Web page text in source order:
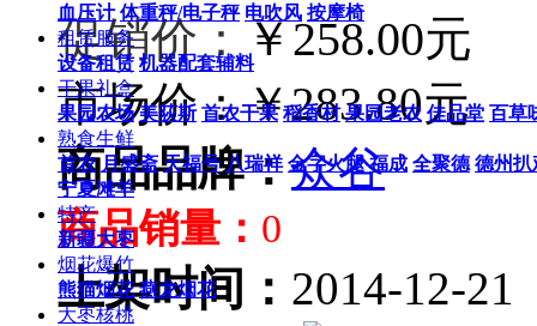
血压计 体重秤/电子秤 电吹风 按摩椅
租赁服务
设备租赁 机器配套辅料
干果礼盒
果园农场 美荻斯 首农干果 稻香村 果园老农 佳品堂 百草
熟食生鲜
首农 月盛斋 天福号 八瑞祥 金字火腿 福成 全聚德 德州扒
宁夏滩羊
特产
新疆大枣
烟花爆竹
熊猫烟花 燕龙烟花
大枣核桃
促销价：￥258.00元
市场价：￥283.80元
商品品牌：众谷
商品销量： 0
上架时间： 2014-12-21